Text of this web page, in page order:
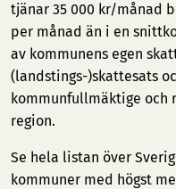
tjänar 35 000 kr/månad
per månad än i en
av kommunens egen
(landstings-)skattesats
kommunfullmäktige och
region.
Se hela listan över
kommuner med högst